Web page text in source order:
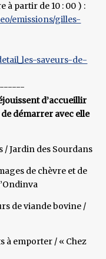
à partir de 10 : 00 ) :
emissions/gilles-
saveurs-de-
d’accueillir
démarrer avec elle
/ Jardin des Sourdans
de chèvre et de
de viande bovine /
à emporter / « Chez